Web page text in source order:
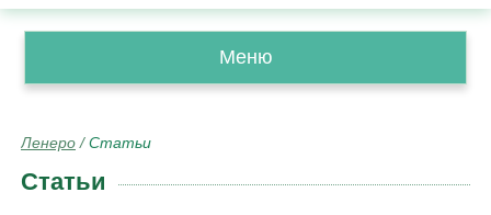
Меню
Ленеро /Статьи
Статьи